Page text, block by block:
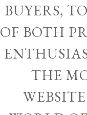
BUYERS,
OF BOTH
THE